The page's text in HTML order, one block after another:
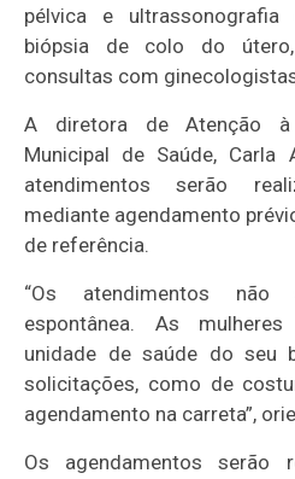
pélvica e
biópsia de colo do
consultas com
A diretora de Atenção à
Municipal de Saúde, Carla
atendimentos serão
mediante agendamento
de referência.
“Os atendimentos não
espontânea. As
unidade de saúde do seu
solicitações, como de
agendamento na carreta”,
Os agendamentos serão